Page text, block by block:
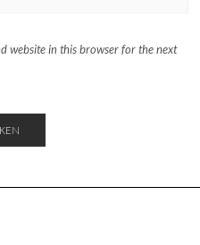
website in this browser for the next